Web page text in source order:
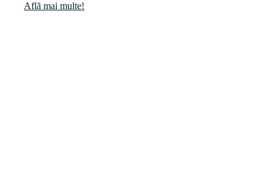
Află mai multe!